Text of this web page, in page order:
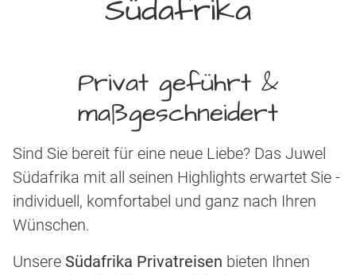
Südafrika
Privat geführt &
maßgeschneidert
Sind Sie bereit für eine neue Liebe? Das Juwel
Südafrika mit all seinen Highlights erwartet Sie -
individuell, komfortabel und ganz nach Ihren
Wünschen.
Unsere Südafrika Privatreisen bieten Ihnen